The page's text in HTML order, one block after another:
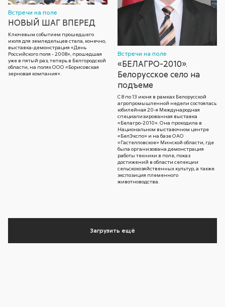
Встречи на поле
НОВЫЙ ШАГ ВПЕРЕД
Ключевым событием прошедшего
июля для земледельцев стала, конечно,
выставка-демонстрация «День
Российского поля - 2008», прошедшая
уже в пятый раз, теперь в Белгородской
области, на полях ООО «Борисовская
зерновая компания».
Встречи на поле
«БЕЛАГРО-2010».
Белорусское село на
подъеме
С 8 по 13 июня в рамках Белорусской
агропромышленной недели состоялась
юбилейная 20-я Международная
специализированная выставка
«Белагро-2010». Она проходила в
Национальном выставочном центре
«БелЭкспо» и на базе ОАО
«Гастелловское» Минской области, где
была организована демонстрация
работы техники в поле, показ
достижений в области селекции
сельскохозяйственных культур, а также
экспозиция племенного
животноводства.
Загрузить ещё